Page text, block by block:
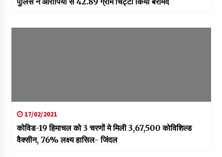
17/02/2021
कोविड-19 हिमाचल को 3 चरणों मे मिली 3,67,500 कोविशिल्ड
वैक्सीन, 76% लक्ष्य हासिल- जिंदल